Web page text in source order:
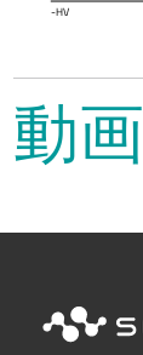
-HV
動画